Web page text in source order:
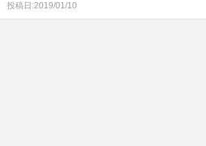
投稿日:2019/01/10